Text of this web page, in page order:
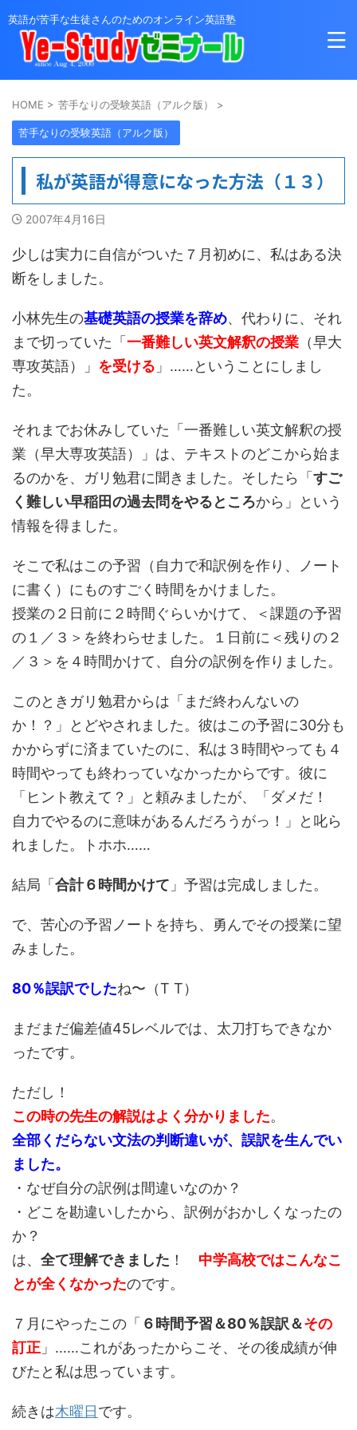
英語が苦手な生徒さんのためのオンライン英語塾
HOME > 苦手なりの受験英語（アルク版） >
苦手なりの受験英語（アルク版）
私が英語が得意になった方法（１３）
2007年4月16日
少しは実力に自信がついた７月初めに、私はある決
断をしました。
小林先生の基礎英語の授業を辞め、代わりに、それ
まで切っていた「 一番難しい英文解釈の授業 （早大
専攻英語）」 を受ける 」……ということにしまし
た。
それまでお休みしていた「一番難しい英文解釈の授
業（早大専攻英語）」は、テキストのどこから始ま
るのかを、ガリ勉君に聞きました。そしたら「 すご
く難しい早稲田の過去問をやるところから」という
情報を得ました。
そこで私はこの予習（自力で和訳例を作り、ノート
に書く）にものすごく時間をかけました。
授業の２日前に２時間ぐらいかけて、＜課題の予習
の１／３＞を終わらせました。１日前に＜残りの２
／３＞を４時間かけて、自分の訳例を作りました。
このときガリ勉君からは「まだ終わんないの
か！？」とどやされました。彼はこの予習に30分も
かからずに済まていたのに、私は３時間やっても４
時間やっても終わっていなかったからです。彼に
「ヒント教えて？」と頼みましたが、「ダメだ！
自力でやるのに意味があるんだろうがっ！」と叱ら
れました。トホホ……
結局「 合計６時間かけて 」予習は完成しました。
で、苦心の予習ノートを持ち、勇んでその授業に望
みました。
80％誤訳でしたね〜（T T）
まだまだ偏差値45レベルでは、太刀打ちできなか
ったです。
ただし！
この時の先生の解説はよく分かりました。
全部くだらない文法の判断違いが、誤訳を生んでい
ました。
・なぜ自分の訳例は間違いなのか？
・どこを勘違いしたから、訳例がおかしくなったの
か？
は、 全て理解できました ！ 中学高校ではこんなこ
とが全くなかったのです。
７月にやったこの「 ６時間予習＆80％誤訳＆その
訂正 」……これがあったからこそ、その後成績が伸
びたと私は思っています。
続きは木曜日です。